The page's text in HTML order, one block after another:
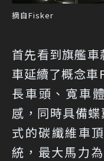
摘自Fisker
首先看到旗艦
車延續了概念
長車頭、寬車
感，同時具備
式的碳纖維車
統，最大馬力